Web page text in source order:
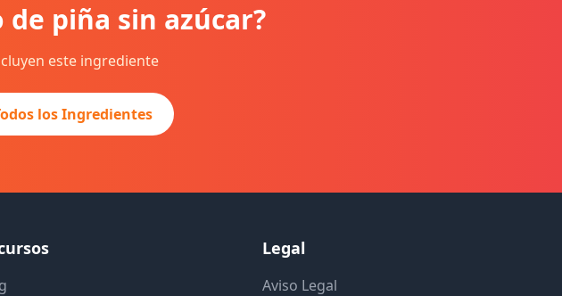
piña sin azúcar?
este ingrediente
los Ingredientes
Legal
Aviso Legal